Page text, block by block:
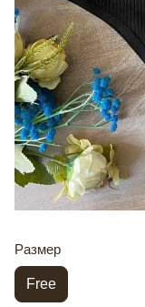
Размер
Free